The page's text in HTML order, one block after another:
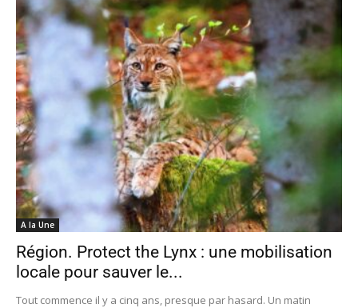
A la Une
Région. Protect the Lynx : une mobilisation
locale pour sauver le...
Tout commence il y a cinq ans, presque par hasard. Un matin